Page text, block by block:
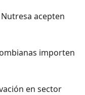
acepten
importen
en sector